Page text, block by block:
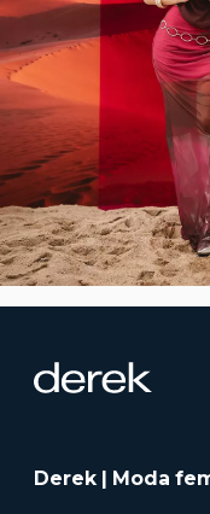
Derek | Moda